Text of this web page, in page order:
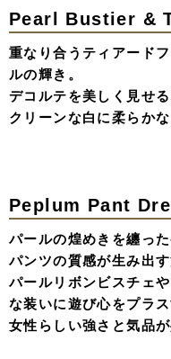
バックは大胆な肌見せ
ドラマチックなボリュ
アンニュイな色気を生
界線で遊ぶ、上質な可
たっぷりのリボンと繊細
どこか懐かしいヴィン
ら、
背中のレースアップで
少女のような無垢さと
記憶に残るドレススタ